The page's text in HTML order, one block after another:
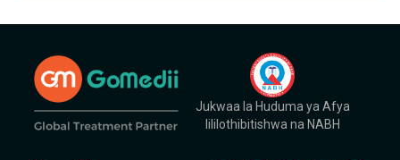
Jukwaa la Huduma ya Afya
lililothibitishwa na NABH